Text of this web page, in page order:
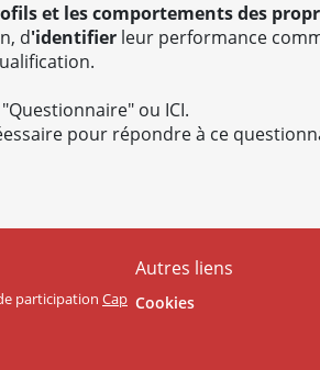
et les comportements des
d'identifier leur performance
ou ICI.
pour répondre à ce
participation Cap
Autres liens
Cookies